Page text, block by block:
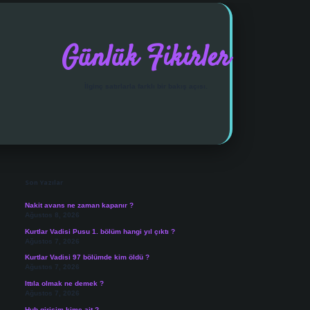
Günlük Fikirler
Son Yazılar
Nakit avans ne zaman kapanır ?
Ağustos 8, 2026
Kurtlar Vadisi Pusu 1. bölüm hangi yıl çıktı ?
Ağustos 7, 2026
Kurtlar Vadisi 97 bölümde kim öldü ?
Ağustos 7, 2026
Ittıla olmak ne demek ?
Ağustos 7, 2026